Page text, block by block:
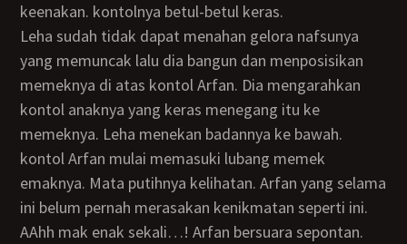
keenakan. kontolnya betul-betul keras.
Leha sudah tidak dapat menahan gelora nafsunya
yang memuncak lalu dia bangun dan menposisikan
memeknya di atas kontol Arfan. Dia mengarahkan
kontol anaknya yang keras menegang itu ke
memeknya. Leha menekan badannya ke bawah.
kontol Arfan mulai memasuki lubang memek
emaknya. Mata putihnya kelihatan. Arfan yang selama
ini belum pernah merasakan kenikmatan seperti ini.
AAhh mak enak sekali…! Arfan bersuara sepontan.